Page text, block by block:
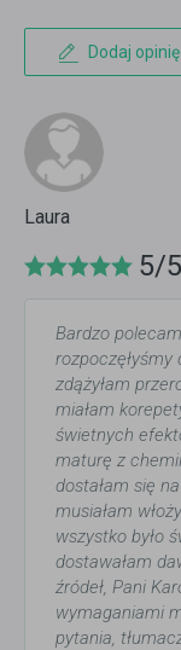
Dodaj opinię
Laura
5/5
Bardzo
rozpoczęłyśmy
zdążyłam
miałam
świetnych
maturę z
dostałam się
musiałam
wszystko było
dostawałam
źródeł, Pani
wymaganiami
pytania,